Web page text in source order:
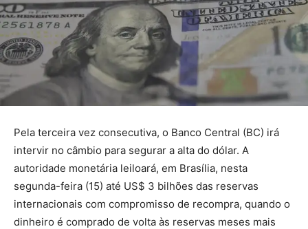
Pela terceira vez consecutiva, o Banco Central (BC) irá
intervir no câmbio para segurar a alta do dólar. A
autoridade monetária leiloará, em Brasília, nesta
segunda-feira (15) até US$ 3 bilhões das reservas
internacionais com compromisso de recompra, quando o
dinheiro é comprado de volta às reservas meses mais